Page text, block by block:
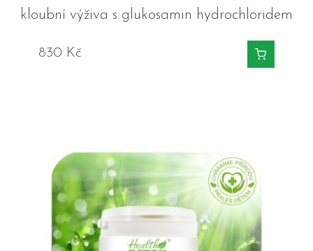
kloubní výživa s glukosamin hydrochloridem
830 Kč